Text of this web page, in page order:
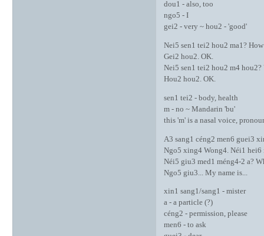
dou1 - also, too
ngo5 - I
gei2 - very ~ hou2 - 'good'
Nei5 sen1 tei2 hou2 ma1?
Gei2 hou2. OK.
Nei5 sen1 tei2 hou2 m4
Hou2 hou2. OK.
sen1 tei2 - body, health
m - no ~ Mandarin 'bu'
this 'm' is a nasal voice,
A3 sang1 céng2 men6 guei3
Ngo5 xing4 Wong4. Néi1 hei6
Néi5 giu3 med1 méng4-2 a?
Ngo5 giu3... My name is...
xin1 sang1/sang1 - mister
a - a particle (?)
céng2 - permission, please
men6 - to ask